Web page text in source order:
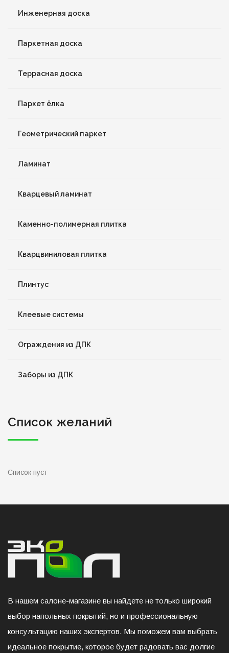
Инженерная доска
Паркетная доска
Террасная доска
Паркет ёлка
Геометрический паркет
Ламинат
Кварцевый ламинат
Каменно-полимерная плитка
Кварцвиниловая плитка
Плинтус
Клеевые системы
Ограждения из ДПК
Заборы из ДПК
Список желаний
Список пуст
В нашем салоне-магазине вы найдете не только широкий
выбор напольных покрытий, но и профессиональную
консультацию наших экспертов. Мы поможем вам выбрать
идеальное покрытие, которое будет радовать вас долгие